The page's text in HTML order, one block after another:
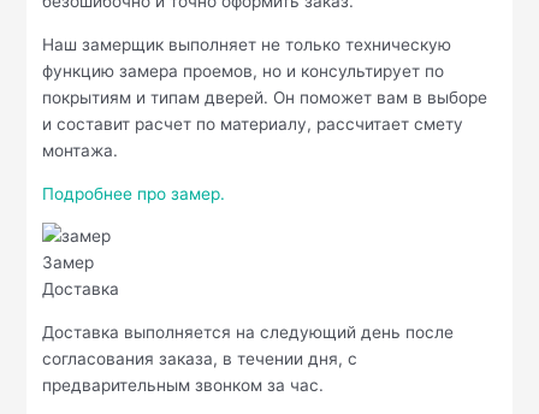
Наш замерщик выполняет не только техническую
функцию замера проемов, но и консультирует по
покрытиям и типам дверей. Он поможет вам в выборе
и составит расчет по материалу, рассчитает смету
монтажа.
Подробнее про замер.
Замер
Доставка
Доставка выполняется на следующий день после
согласования заказа, в течении дня, с
предварительным звонком за час.